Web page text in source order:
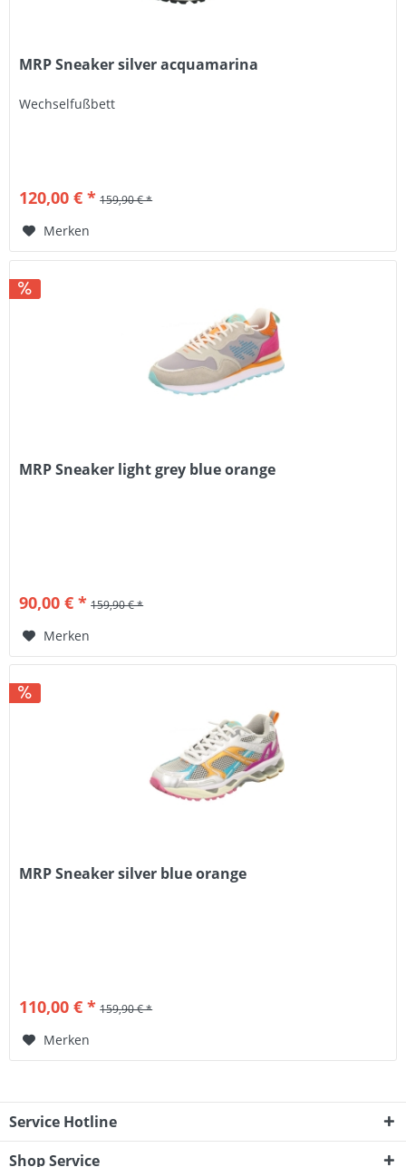
MRP Sneaker silver acquamarina
Wechselfußbett
120,00 € * 159,90 € *
Merken
MRP Sneaker light grey blue orange
90,00 € * 159,90 € *
Merken
MRP Sneaker silver blue orange
110,00 € * 159,90 € *
Merken
Service Hotline
Shop Service